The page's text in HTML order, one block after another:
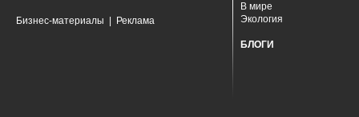
Бизнес-материалы Реклама
В мире
Экология
БЛОГИ